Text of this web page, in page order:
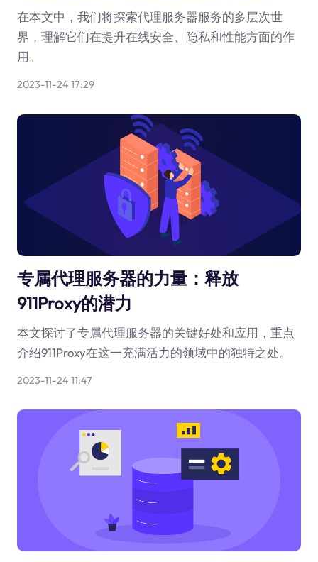
在本文中，我们将探索代理服务器服务的多层次世
界，理解它们在提升在线安全、隐私和性能方面的作
用。
2023-11-24 17:29
专属代理服务器的力量：释放
911Proxy的潜力
本文探讨了专属代理服务器的关键好处和应用，重点
介绍911Proxy在这一充满活力的领域中的独特之处。
2023-11-24 11:47